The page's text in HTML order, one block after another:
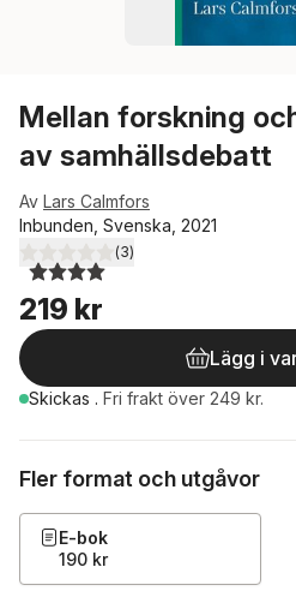
Mellan forskning
av samhällsdebatt
Av Lars Calmfors
Inbunden, Svenska, 2021
4,0utav 5 stjärnor. Totalt antal
(3)
219 kr
Lägg i
Skickas . Fri frakt över 249 kr.
Fler format och utgåvor
E-bok
190 kr